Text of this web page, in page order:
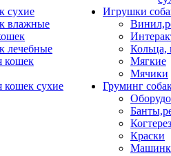
сухие
влажные
лечебные
кошек
кошек сухие
Игрушки
Кольца,
Мягкие
Мячики
Груминг
Краски